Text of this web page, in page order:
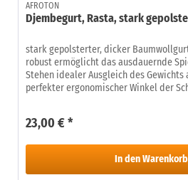
AFROTON
Djembegurt, Rasta, stark
stark gepolsterter, dicker
robust ermöglicht das ausdauernde
Stehen idealer Ausgleich des Gewichts
perfekter ergonomischer Winkel der
23,00 € *
In den Warenkorb